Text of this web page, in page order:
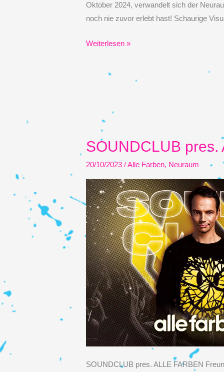
Oktober 2024, verwandelt sich der
noch nie zuvor erlebt hast! Schaurige
31.10.2024
Neuraum
Weiterlesen »
SOUNDCLUB pres.
20/10/2023/Alle Farben, Neuraum
SOUNDCLUB pres. ALLE FARBEN